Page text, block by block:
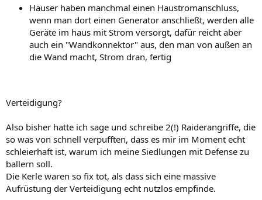
Häuser haben manchmal einen Haustromanschluss,
wenn man dort einen Generator anschließt, werden alle
Geräte im haus mit Strom versorgt, dafür reicht aber
auch ein "Wandkonnektor" aus, den man von außen an
die Wand macht, Strom dran, fertig
Verteidigung?
Also bisher hatte ich sage und schreibe 2(!) Raiderangriffe, die
so was von schnell verpufften, dass es mir im Moment echt
schleierhaft ist, warum ich meine Siedlungen mit Defense zu
ballern soll.
Die Kerle waren so fix tot, als dass sich eine massive
Aufrüstung der Verteidigung echt nutzlos empfinde.